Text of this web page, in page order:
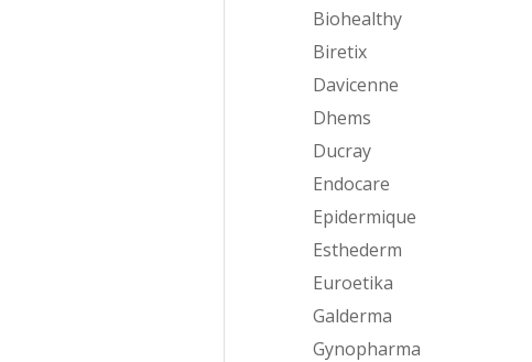
Biohealthy
Biretix
Davicenne
Dhems
Ducray
Endocare
Epidermique
Esthederm
Euroetika
Galderma
Gynopharma